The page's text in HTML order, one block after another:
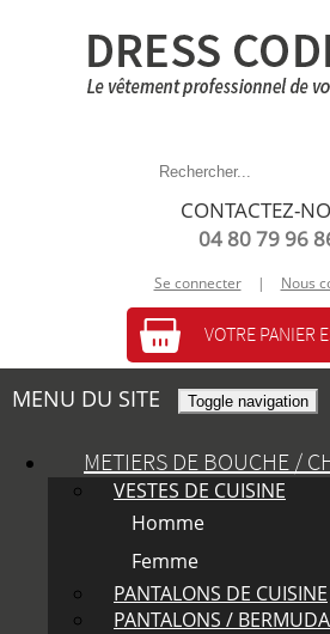
CONTACTEZ-
04 80 79 96
Se connecter | Nous
VOTRE PANIER
MENU DU SITE Toggle navigation
METIERS DE BOUCHE /
VESTES DE CUISINE
Homme
Femme
PANTALONS DE CUISINE
PANTALONS /